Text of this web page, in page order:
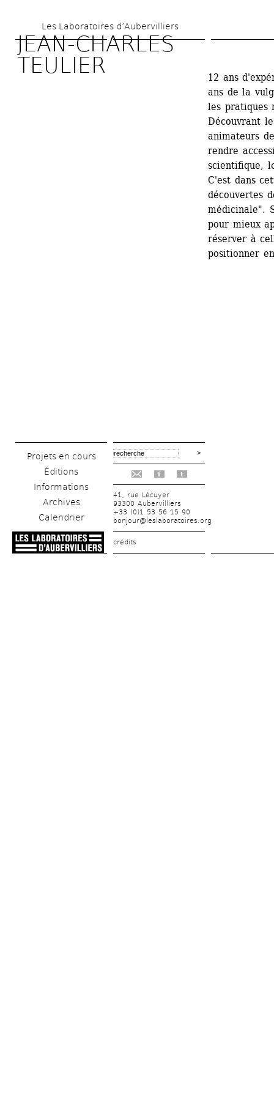
au
contenu
principal
Les Laboratoires d’Aubervilliers
JEAN-CHARLES
TEULIER
Projets en cours
Éditions
Informations
Archives
Calendrier
f t
41, rue Lécuyer
93300 Aubervilliers
+33 (0)1 53 56 15 90
bonjour@leslaboratoires.org
crédits
12 ans
ans de la
les
Découvrant
animateurs
rendre
scientifique,
C'est dans
découvertes
médicinale".
pour mieux
réserver à
positionner